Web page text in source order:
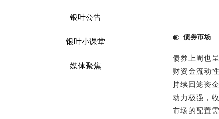
银叶公告
银叶小课堂
媒体聚焦
债券市场
债券上周也
财资金流动
持续回笼资
动力极强，
市场的配置